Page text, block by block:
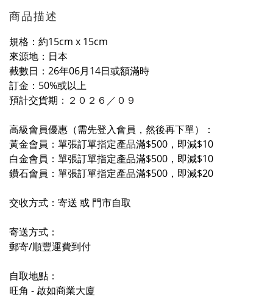
商品描述
規格：約15cm x 15cm
來源地：日本
截數日：26年06月14日或額滿時
訂金：50%或以上
預計交貨期 ：２０２６／０ ９
高級會員優惠（需先登入會員，然後再下單）：
黃金會員：單張訂單指定產品滿$500，即減$10
白金會員：單張訂單指定產品滿$500，即減$10
鑽石會員：單張訂單指定產品滿$500，即減$20
交收方式：寄送 或 門市自取
寄送方式：
郵寄/順豐運費到付
自取地點：
旺角 - 啟如商業大廈